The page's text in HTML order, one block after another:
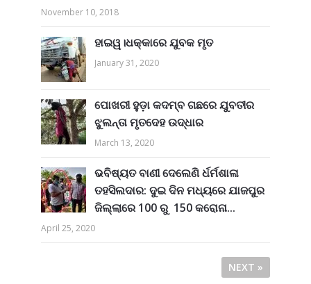
November 10, 2018
ହାଇୱ।ଧକ୍କାରେ ଯୁବକ ମୃତ
January 31, 2020
ପୋଖରୀ ହୁଡ଼ା କଦମ୍ବ ଗଛରେ ଯୁବତୀର
ଝୁଲନ୍ତା ମୃତଦେହ ଉଦ୍ଧାର
March 13, 2020
ଭବିଷ୍ୟତ ବାଣୀ ଦେଲେଣି ର୍ଧର୍ମଶାଳା
ତହସିଲଦାର: ଦୁଇ ଦିନ ମଧ୍ୟରେ ଯାଜପୁର
ଜିଲ୍ଲାରେ 100 ରୁ 150 କରୋନା...
April 25, 2020
NEXT »